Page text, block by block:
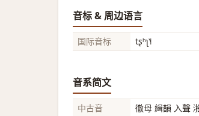
音标 & 周边语言
国际音标 tʂʰʅ˥˧
音系简文
中古音
徹母 緝韻 入聲